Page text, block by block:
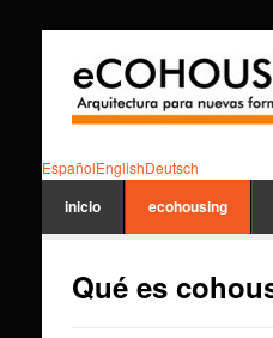
EspañolEnglishDeutsch
inicio ecohousing
Qué es